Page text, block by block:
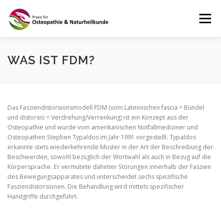
Inhalt
springen
Menü
STARTSEITE ÜBER MICH
KONTAKT IMPRESSUM DATENSCHUTZ
WAS IST FDM?
Das Fasziendistorsionsmodell FDM (vom Lateinischen fascia = Bündel
und distorsio = Verdrehung/Verrenkung) ist ein Konzept aus der
Osteopathie und wurde vom amerikanischen Notfallmediziner und
Osteopathen Stephen Typaldos im Jahr 1991 vorgestellt. Typaldos
erkannte stets wiederkehrende Muster in der Art der Beschreibung der
Beschwerden, sowohl bezüglich der Wortwahl als auch in Bezug auf die
Körpersprache. Er vermutete dahinter Störungen innerhalb der Faszien
des Bewegungsapparates und unterscheidet sechs spezifische
Fasziendistorsionen. Die Behandlung wird mittels spezifischer
Handgriffe durchgeführt.